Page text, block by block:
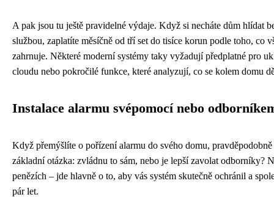
A pak jsou tu ještě pravidelné výdaje. Když si necháte dům hlídat
službou, zaplatíte měsíčně od tří set do tisíce korun podle toho, co
zahrnuje. Některé moderní systémy taky vyžadují předplatné pro
cloudu nebo pokročilé funkce, které analyzují, co se kolem domu
Instalace alarmu svépomocí nebo
Když přemýšlíte o pořízení alarmu do svého domu, pravděpodobně
základní otázka: zvládnu to sám, nebo je lepší zavolat odborníky?
penězích – jde hlavně o to, aby vás systém skutečně ochránil a
pár let.